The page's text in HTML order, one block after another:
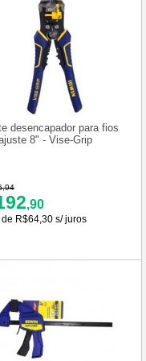
desencapador para fios
8" - Vise-Grip
,90
R$64,30 s/ juros